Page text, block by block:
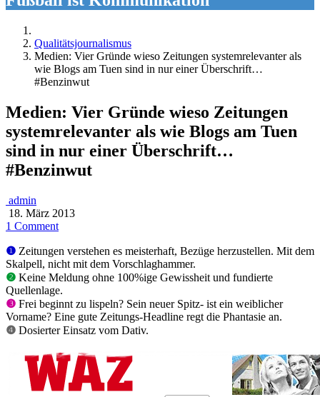
Qualitätsjournalismus
Medien: Vier Gründe wieso Zeitungen systemrelevanter als
wie Blogs am Tuen sind in nur einer Überschrift…
#Benzinwut
Medien: Vier Gründe wieso Zeitungen
systemrelevanter als wie Blogs am Tuen
sind in nur einer Überschrift…
#Benzinwut
admin
18. März 2013
1 Comment
❶ Zeitungen verstehen es meisterhaft, Bezüge herzustellen. Mit dem
Skalpell, nicht mit dem Vorschlaghammer.
❷ Keine Meldung ohne 100%ige Gewissheit und fundierte
Quellenlage.
❸ Frei beginnt zu lispeln? Sein neuer Spitz- ist ein weiblicher
Vorname? Eine gute Zeitungs-Headline regt die Phantasie an.
❹ Dosierter Einsatz vom Dativ.